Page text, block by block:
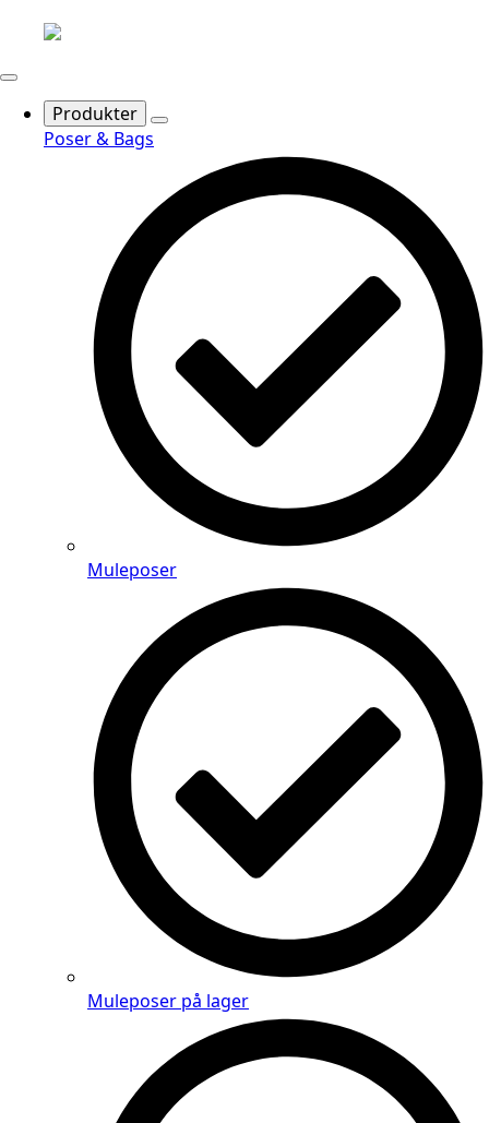
Produkter
Poser & Bags
Muleposer
Muleposer på lager